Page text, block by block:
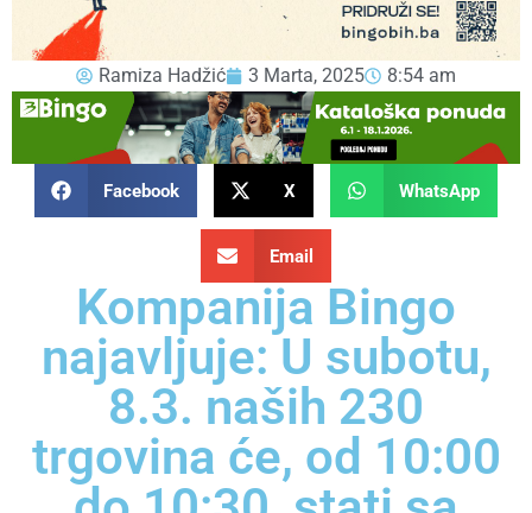
Ramiza Hadžić 3 Marta, 2025 8:54 am
Facebook X WhatsApp
Email
Kompanija Bingo
najavljuje: U subotu,
8.3. naših 230
trgovina će, od 10:00